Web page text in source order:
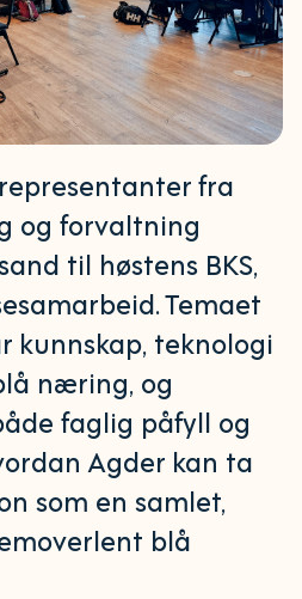
fra
og forvaltning
til høstens BKS,
Temaet
kunnskap, teknologi
næring, og
faglig påfyll og
Agder kan ta
som en samlet,
blå